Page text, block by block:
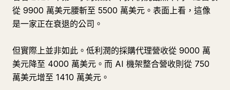
從 9900 萬美元腰斬至 5500 萬美元。表面上看，這像
是一家正在衰退的公司。
但實際上並非如此。低利潤的採購代理營收從 9000 萬
美元降至 4000 萬美元。而 AI 機架整合營收則從 750
萬美元增至 1410 萬美元。